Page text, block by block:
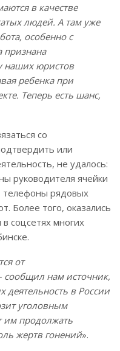
в качестве
людей. А там уже
особенно с
признана
наших юристов
ребенка при
Теперь есть шанс,
со
или
не удалось:
руководителя ячейки
телефоны рядовых
Более того, оказались
соцсетях многих
от
сообщил нам источник,
деятельность в России
уголовным
им продолжать
жертв гонений».